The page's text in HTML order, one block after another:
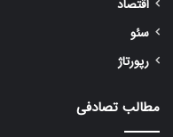
اقتصاد
سئو
رپورتاژ
مطالب تصادفی